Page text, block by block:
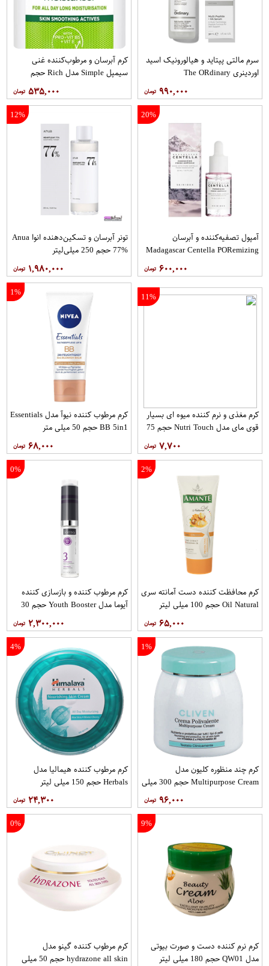
سرم مالتی پپتاید و هیالورونیک اسید
اوردینری The O​Rdinary
۹۹۰,۰۰۰
کرم آبرسان و مرطوب‌کننده غنی
سیمپل Simple مدل Rich حجم
۵۳۵,۰۰۰
20%
آمپول تصفیه‌کننده و آبرسان
Madagascar Centella PO​Remizing
۶۰۰,۰۰۰
12%
تونر آبرسان و تسکین‌دهنده انوا Anua
77% حجم 250 میلی‌لیتر
۱,۹۸۰,۰۰۰
11%
کرم مغذی و نرم کننده میوه ای بسیار
قوی مای مدل Nutri Touch حجم 75
۷,۷۰۰
1%
کرم مرطوب کننده نیوآ مدل Essentials
BB 5in1 حجم 50 میلی متر
۶۸,۰۰۰
2%
کرم محافظت کننده دست آمانته سری
Oil Natural حجم 100 میلی لیتر
۶۵,۰۰۰
0%
کرم مرطوب کننده و بازسازی کننده
آیوما مدل Youth Booster حجم 30
میلی لیتر همراه با یک دستگاه تست
پوست
۲,۳۰۰,۰۰۰
1%
کرم چند منظوره کلیون مدل
Multipurpose Cream حجم 300 میلی
۹۶,۰۰۰
4%
کرم مرطوب کننده هیمالیا مدل
Herbals حجم 150 میلی لیتر
۲۴,۳۰۰
9%
کرم نرم کننده دست و صورت بیوتی
مدل QW01 حجم 180 میلی لیتر
0%
کرم مرطوب کننده گینو مدل
hydrazone all skin حجم 50 میلی